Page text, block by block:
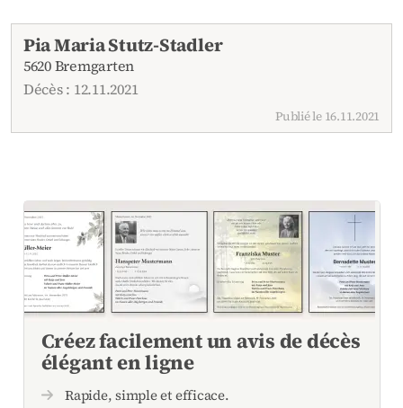
Avis de décès actuels
Pia Maria Stutz-Stadler
5620 Bremgarten
Décès : 12.11.2021
Publié le 16.11.2021
Créez facilement un avis de décès
élégant en ligne
Rapide, simple et efficace.